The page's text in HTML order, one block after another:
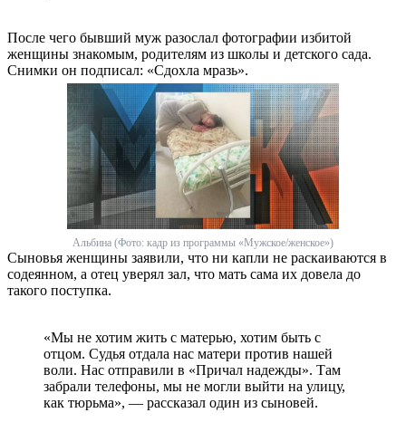
После чего бывший муж разослал фотографии избитой
женщины знакомым, родителям из школы и детского сада.
Снимки он подписал: «Сдохла мразь».
Альбина (Фото: кадр из программы «Мужское/женское»)
Сыновья женщины заявили, что ни капли не раскаиваются в
содеянном, а отец уверял зал, что мать сама их довела до
такого поступка.
«Мы не хотим жить с матерью, хотим быть с
отцом. Судья отдала нас матери против нашей
воли. Нас отправили в «Причал надежды». Там
забрали телефоны, мы не могли выйти на улицу,
как тюрьма», — рассказал один из сыновей.